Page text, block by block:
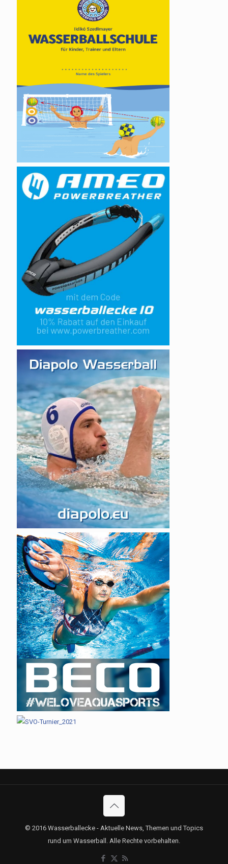
© 2016 Wasserballecke - Aktuelle News, Themen und Topics
rund um Wasserball. Alle Rechte vorbehalten.